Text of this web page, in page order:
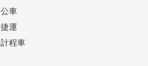
公車
捷運
計程車